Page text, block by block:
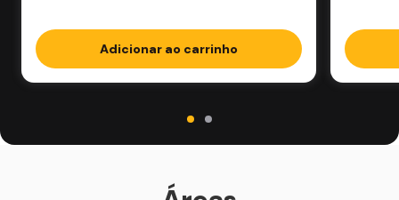
Adicionar ao carrinho